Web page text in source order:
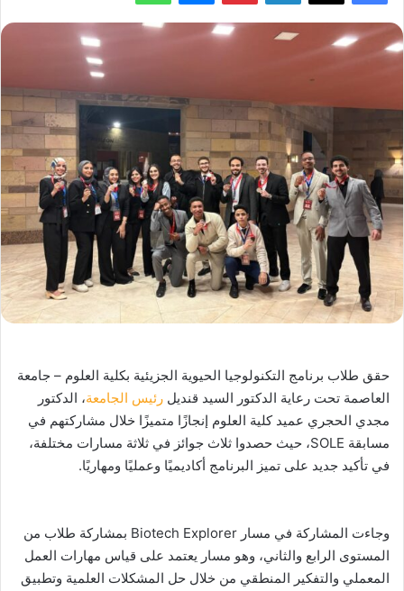
حقق طلاب برنامج التكنولوجيا الحيوية الجزيئية بكلية العلوم – جامعة
العاصمة تحت رعاية الدكتور السيد قنديل رئيس الجامعة، الدكتور
مجدي الحجري عميد كلية العلوم إنجازًا متميزًا خلال مشاركتهم في
مسابقة SOLE، حيث حصدوا ثلاث جوائز في ثلاثة مسارات مختلفة،
في تأكيد جديد على تميز البرنامج أكاديميًا وعمليًا ومهاريًا.
وجاءت المشاركة في مسار Biotech Explorer بمشاركة طلاب من
المستوى الرابع والثاني، وهو مسار يعتمد على قياس مهارات العمل
المعملي والتفكير المنطقي من خلال حل المشكلات العلمية وتطبيق